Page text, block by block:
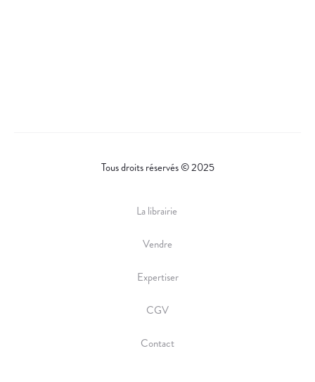
Tous droits réservés © 2025
La librairie
Vendre
Expertiser
CGV
Contact